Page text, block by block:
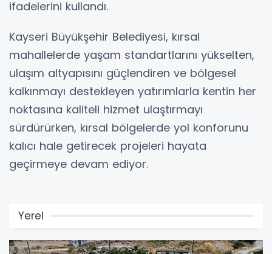
ifadelerini kullandı.
Kayseri Büyükşehir Belediyesi, kırsal
mahallelerde yaşam standartlarını yükselten,
ulaşım altyapısını güçlendiren ve bölgesel
kalkınmayı destekleyen yatırımlarla kentin her
noktasına kaliteli hizmet ulaştırmayı
sürdürürken, kırsal bölgelerde yol konforunu
kalıcı hale getirecek projeleri hayata
geçirmeye devam ediyor.
Yerel